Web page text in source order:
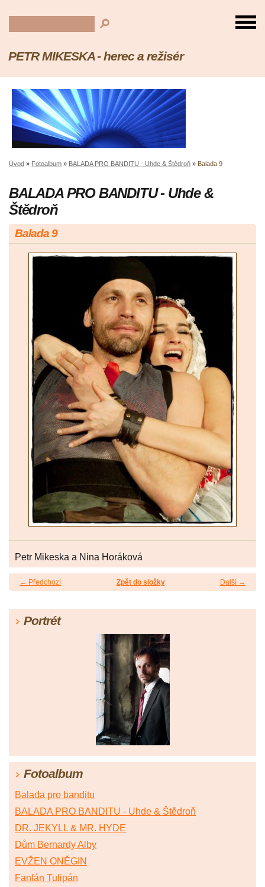
PETR MIKESKA - herec a režisér
Úvod » Fotoalbum » BALADA PRO BANDITU - Uhde & Štědroň » Balada 9
BALADA PRO BANDITU - Uhde &
Štědroň
Balada 9
Petr Mikeska a Nina Horáková
← Předchozí Další →
Zpět do složky
Portrét
Fotoalbum
Balada pro banditu
BALADA PRO BANDITU - Uhde & Štědroň
DR. JEKYLL & MR. HYDE
Dům Bernardy Alby
EVŽEN ONĚGIN
Fanfán Tulipán